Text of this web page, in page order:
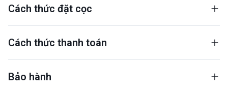
Cách thức đặt cọc
Cách thức thanh toán
Bảo hành